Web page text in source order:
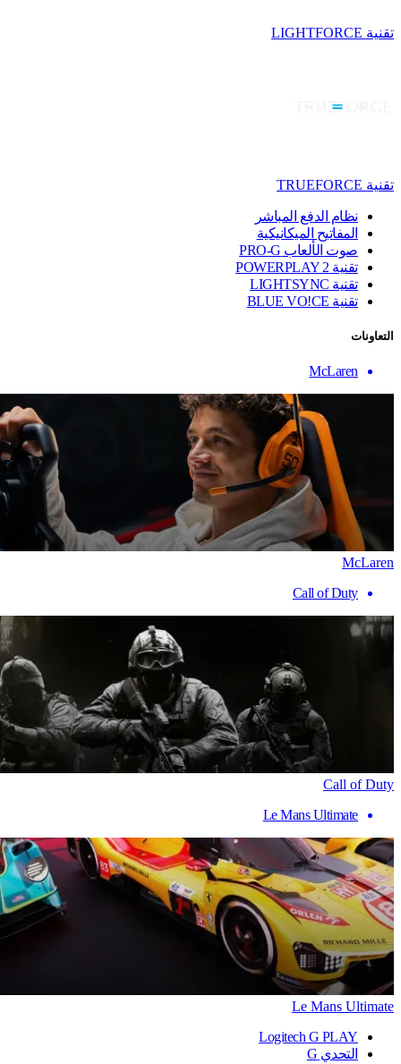
تقنية LIGHTFORCE
تقنية TRUEFORCE
نظام الدفع المباشر
المفاتيح الميكانيكية
صوت الألعاب PRO-G
تقنية ‏POWERPLAY 2
تقنية LIGHTSYNC
تقنية BLUE VO!CE
التعاونات
McLaren
McLaren
Call of Duty
Call of Duty
Le Mans Ultimate
Le Mans Ultimate
Logitech G PLAY
التحدي G